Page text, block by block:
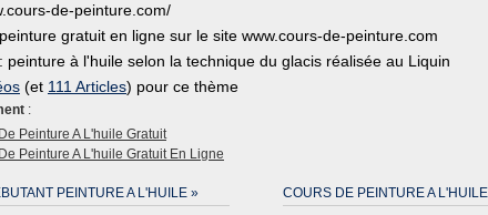
de-peinture.com/
gratuit en ligne sur le site www.cours-de-peinture.com
peinture à l'huile selon la technique du glacis réalisée au Liquin
(et 111 Articles) pour ce thème
:
Peinture A L'huile Gratuit
Peinture A L'huile Gratuit En Ligne
PEINTURE A L'HUILE » COURS DE PEINTURE A